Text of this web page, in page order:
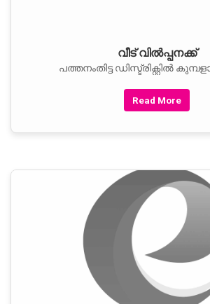
വീട് വില്‍പ്പനക്ക്
പത്തനംതിട്ട ഡിസ്ട്രിക്റ്റില്‍
Read More